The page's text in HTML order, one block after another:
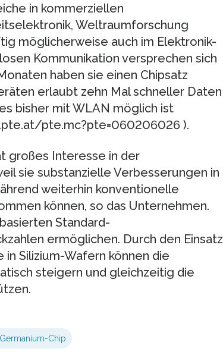
in kommerziellen
Weltraumforschung
möglicherweise auch im Elektronik-
Kommunikation versprechen sich
haben sie einen Chipsatz
erlaubt zehn Mal schneller Daten
bisher mit WLAN möglich ist
pte.mc?pte=060206026 ).
großes Interesse in der
sie substanzielle Verbesserungen in
weiterhin konventionelle
können, so das Unternehmen.
Standard-
ermöglichen. Durch den Einsatz
Silizium-Wafern können die
steigern und gleichzeitig die
Chip